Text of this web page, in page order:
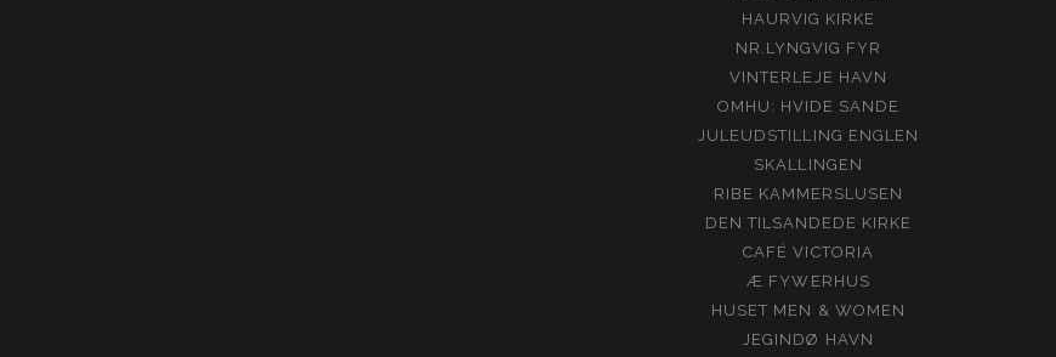
HAURVIG KIRKE
NR.LYNGVIG FYR
VINTERLEJE HAVN
OMHU: HVIDE SANDE
JULEUDSTILLING ENGLEN
SKALLINGEN
RIBE KAMMERSLUSEN
DEN TILSANDEDE KIRKE
CAFÉ VICTORIA
Æ FYWERHUS
HUSET MEN & WOMEN
JEGINDØ HAVN